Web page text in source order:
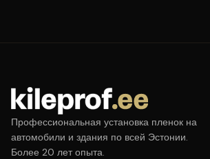
Профессиональная установка пленок на
автомобили и здания по всей Эстонии.
Более 20 лет опыта.